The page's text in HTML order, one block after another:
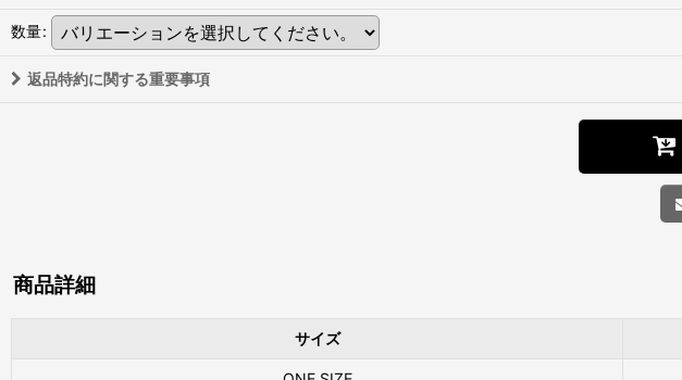
数量:
返品特約に関する重要事項
商品詳細
サイズ